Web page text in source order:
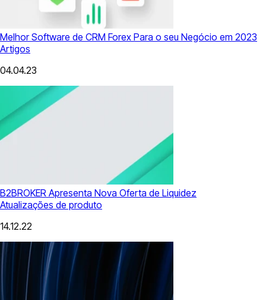
Melhor Software de CRM Forex Para o seu Negócio em 2023
Artigos
04.04.23
B2BROKER Apresenta Nova Oferta de Liquidez
Atualizações de produto
14.12.22